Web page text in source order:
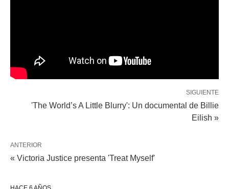
SIGUIENTE
'The World’s A Little Blurry': Un documental de Billie
Eilish »
ANTERIOR
« Victoria Justice presenta 'Treat Myself'